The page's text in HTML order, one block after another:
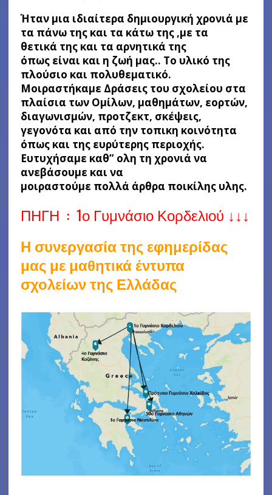
Ήταν μια ιδιαίτερα δημιουργική χρονιά με
τα πάνω της και τα κάτω της ,με τα
θετικά της και τα αρνητικά της
όπως είναι και η ζωή μας.. Το υλικό της
πλούσιο και πολυθεματικό.
Μοιραστήκαμε Δράσεις του σχολείου στα
πλαίσια των Ομίλων, μαθημάτων, εορτών,
διαγωνισμών, προτζεκτ, σκέψεις,
γεγονότα και από την τοπικη κοινότητα
όπως και της ευρύτερης περιοχής.
Ευτυχήσαμε καθ” ολη τη χρονιά να
ανεβάσουμε και να
μοιραστούμε πολλά άρθρα ποικίλης υλης.
ΠΗΓΗ : 1ο Γυμνάσιο Κορδελιού ↓↓↓
Η συνεργασία της εφημερίδας
μας με μαθητικά έντυπα
σχολείων της Ελλάδας